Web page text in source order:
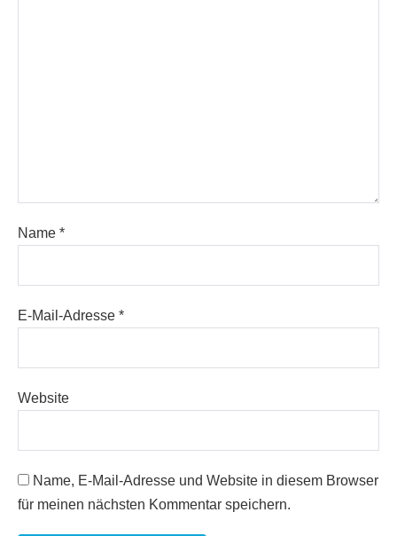
Name *
E-Mail-Adresse *
Website
Name, E-Mail-Adresse und Website in diesem Browser
für meinen nächsten Kommentar speichern.